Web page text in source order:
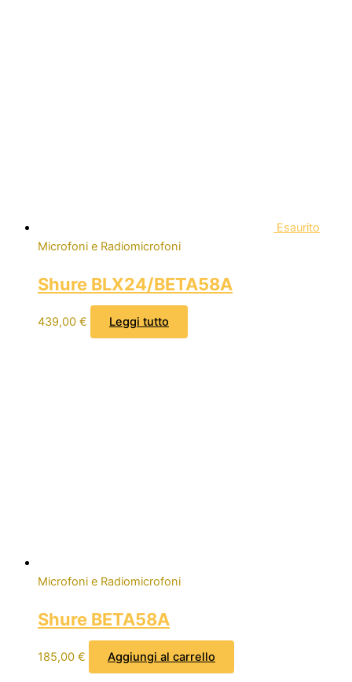
Esaurito
Microfoni e Radiomicrofoni
Shure BLX24/BETA58A
439,00 € Leggi tutto
Microfoni e Radiomicrofoni
Shure BETA58A
185,00 € Aggiungi al carrello